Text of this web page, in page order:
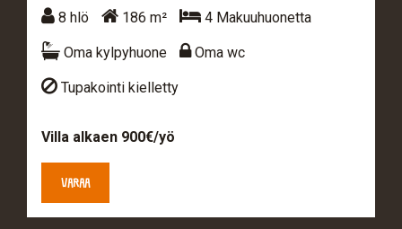
8 hlö
8 hlö 186 m²
186 m² 4 Makuuhuonetta
4 Makuuhuonetta
Oma kylpyhuone
Oma kylpyhuone Oma wc
Oma wc
Tupakointi kielletty
Tupakointi kielletty
Villa alkaen 900€/yö
VARAA